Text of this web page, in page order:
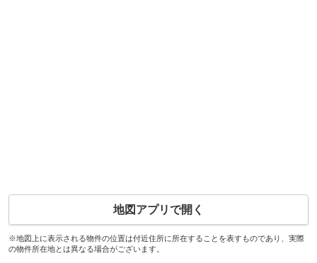
地図アプリで開く
※地図上に表示される物件の位置は付近住所に所在することを表すものであり、実際
の物件所在地とは異なる場合がございます。